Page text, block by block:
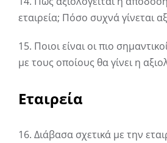
εταιρεία; Πόσο συχνά γίνεται
15. Ποιοι είναι οι πιο
με τους οποίους θα γίνει η
Εταιρεία
16. Διάβασα σχετικά με την